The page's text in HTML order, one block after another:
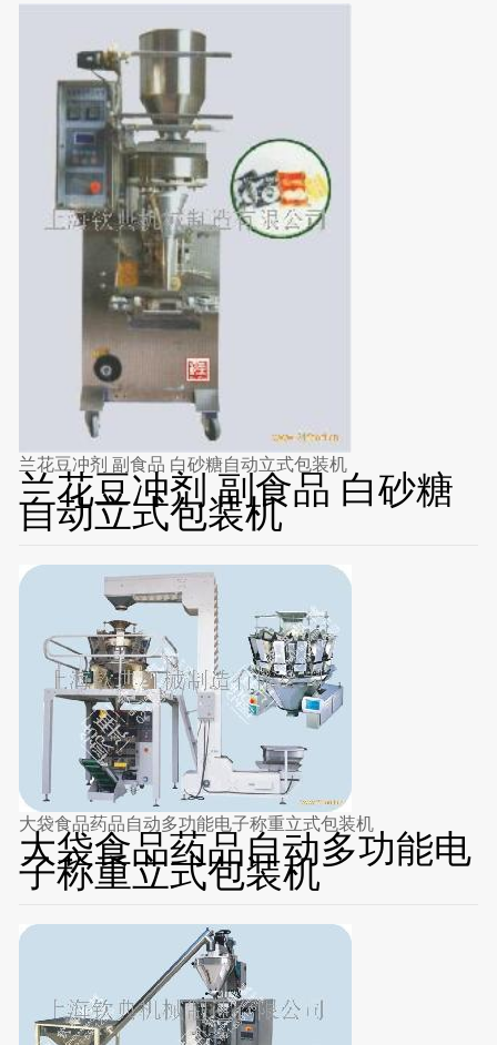
兰花豆冲剂 副食品 白砂糖自动立式包装机
兰花豆冲剂 副食品 白砂糖
自动立式包装机
大袋食品药品自动多功能电子称重立式包装机
大袋食品药品自动多功能电
子称重立式包装机